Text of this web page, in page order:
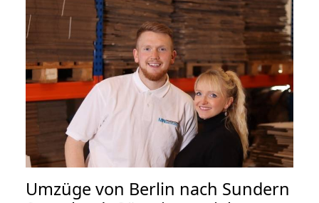
Umzüge von Berlin nach Sundern